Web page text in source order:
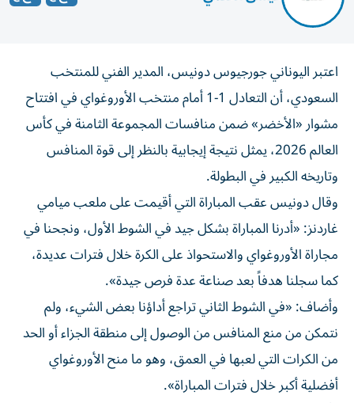
اعتبر اليوناني جورجيوس دونيس، المدير الفني للمنتخب
السعودي، أن التعادل 1-1 أمام منتخب الأوروغواي في افتتاح
مشوار «الأخضر» ضمن منافسات المجموعة الثامنة في كأس
العالم 2026، يمثل نتيجة إيجابية بالنظر إلى قوة المنافس
وتاريخه الكبير في البطولة.
وقال دونيس عقب المباراة التي أقيمت على ملعب ميامي
غاردنز: «أدرنا المباراة بشكل جيد في الشوط الأول، ونجحنا في
مجاراة الأوروغواي والاستحواذ على الكرة خلال فترات عديدة،
كما سجلنا هدفاً بعد صناعة عدة فرص جيدة».
وأضاف: «في الشوط الثاني تراجع أداؤنا بعض الشيء، ولم
نتمكن من منع المنافس من الوصول إلى منطقة الجزاء أو الحد
من الكرات التي لعبها في العمق، وهو ما منح الأوروغواي
أفضلية أكبر خلال فترات المباراة».